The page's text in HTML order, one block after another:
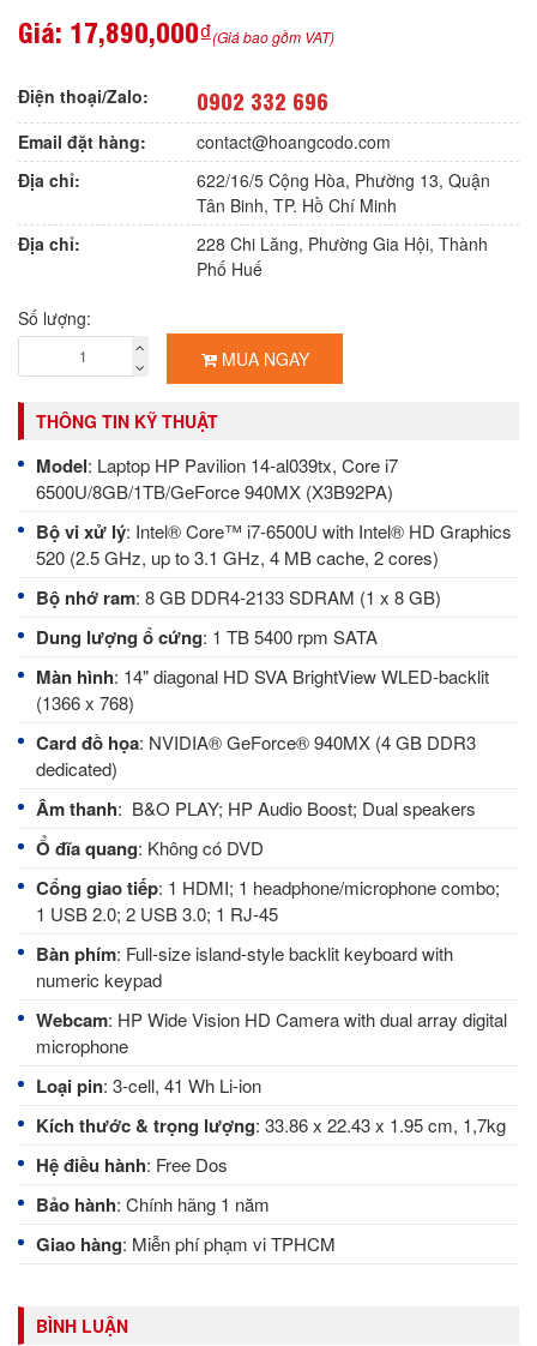
Giá: 17,890,000₫(Giá bao gồm VAT)
Điện thoại/Zalo: 0902 332 696
Email đặt hàng:
contact@hoangcodo.com
Địa chỉ:
622/16/5 Cộng Hòa, Phường 13, Quận
Tân Binh, TP. Hồ Chí Minh
Địa chỉ:
228 Chi Lăng, Phường Gia Hội, Thành
Phố Huế
Số lượng:
MUA NGAY
THÔNG TIN KỸ THUẬT
Model: Laptop HP Pavilion 14-al039tx, Core i7
6500U/8GB/1TB/GeForce 940MX (X3B92PA)
Bộ vi xử lý: Intel® Core™ i7-6500U with Intel® HD Graphics
520 (2.5 GHz, up to 3.1 GHz, 4 MB cache, 2 cores)
Bộ nhớ ram: 8 GB DDR4-2133 SDRAM (1 x 8 GB)
Dung lượng ổ cứng: 1 TB 5400 rpm SATA
Màn hình: 14" diagonal HD SVA BrightView WLED-backlit
(1366 x 768)
Card đồ họa: NVIDIA® GeForce® 940MX (4 GB DDR3
dedicated)
Âm thanh: B&O PLAY; HP Audio Boost; Dual speakers
Ổ đĩa quang: Không có DVD
Cổng giao tiếp: 1 HDMI; 1 headphone/microphone combo;
1 USB 2.0; 2 USB 3.0; 1 RJ-45
Bàn phím: Full-size island-style backlit keyboard with
numeric keypad
Webcam: HP Wide Vision HD Camera with dual array digital
microphone
Loại pin: 3-cell, 41 Wh Li-ion
Kích thước & trọng lượng: 33.86 x 22.43 x 1.95 cm, 1,7kg
Hệ điều hành: Free Dos
Bảo hành: Chính hãng 1 năm
Giao hàng: Miễn phí phạm vi TPHCM
BÌNH LUẬN